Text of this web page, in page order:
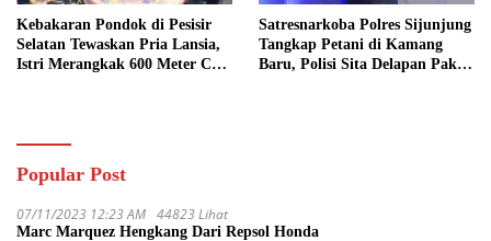
Kebakaran Pondok di Pesisir
Selatan Tewaskan Pria Lansia,
Istri Merangkak 600 Meter Cari
Satresnarkoba Polres Sijunjung
Tangkap Petani di Kamang
Baru, Polisi Sita Delapan Paket
Popular Post
07/11/2023 12:23 AM 44823 Lihat
Marc Marquez Hengkang Dari Repsol Honda